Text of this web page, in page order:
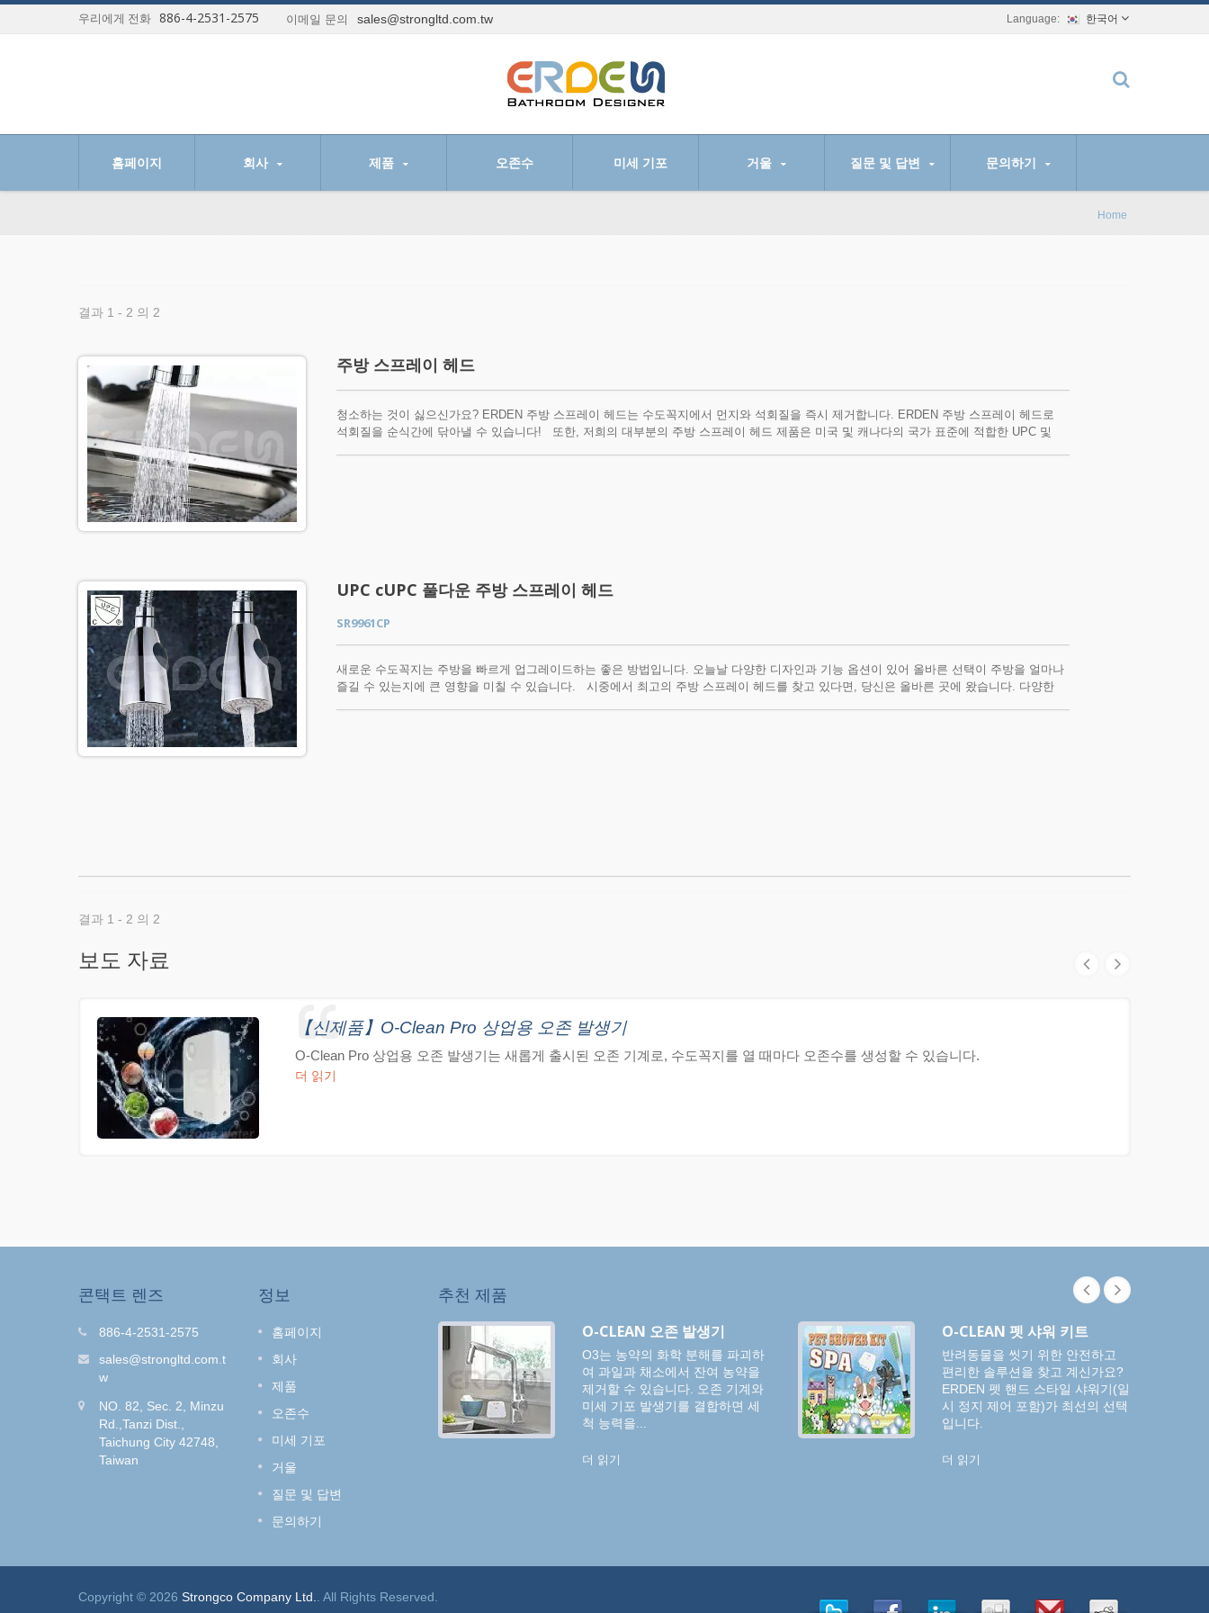
우리에게 전화 886-4-2531-2575 이메일 문의 sales@strongltd.com.tw 한국어
홈페이지 회사 제품 오존수 미세 기포 거울 질문 및 답변 문의하기
Home
결과 1 - 2 의 2
주방 스프레이 헤드
청소하는 것이 싫으신가요? ERDEN 주방 스프레이 헤드는 수도꼭지에서 먼지와 석회질을 즉시 제거합니다. ERDEN 주방 스프레이 헤드로
석회질을 순식간에 닦아낼 수 있습니다! 또한, 저희의 대부분의 주방 스프레이 헤드 제품은 미국 및 캐나다의 국가 표준에 적합한 UPC 및
UPC cUPC 풀다운 주방 스프레이 헤드
SR9961CP
새로운 수도꼭지는 주방을 빠르게 업그레이드하는 좋은 방법입니다. 오늘날 다양한 디자인과 기능 옵션이 있어 올바른 선택이 주방을 얼마나
즐길 수 있는지에 큰 영향을 미칠 수 있습니다. 시중에서 최고의 주방 스프레이 헤드를 찾고 있다면, 당신은 올바른 곳에 왔습니다. 다양한
결과 1 - 2 의 2
보도 자료
【신제품】O-Clean Pro 상업용 오존 발생기
O-Clean Pro 상업용 오존 발생기는 새롭게 출시된 오존 기계로, 수도꼭지를 열 때마다 오존수를 생성할 수 있습니다.
더 읽기
콘택트 렌즈
886-4-2531-2575
sales@strongltd.com.t
w
NO. 82, Sec. 2, Minzu
Rd.,Tanzi Dist.,
Taichung City 42748,
Taiwan
정보
홈페이지
회사
제품
오존수
미세 기포
거울
질문 및 답변
문의하기
추천 제품
O-Clean 헤어 살롱 샤워 세트
머리 염색하는 것을 좋아하시나
냄새를 없애는 방법은?
O-CLEAN 오존 발생기
O3는 농약의 화학 분해를 파괴하
여 과일과 채소에서 잔여 농약을
제거할 수 있습니다. 오존 기계와
미세 기포 발생기를 결합하면 세
척 능력을...
더 읽기
O-CLEAN 펫 샤워 키트
반려동물을 씻기 위한 안전하고
편리한 솔루션을 찾고 계신가요?
ERDEN 펫 핸드 스타일 샤워기(일
시 정지 제어 포함)가 최선의 선택
입니다.
더 읽기
Copyright © 2026 Strongco Company Ltd. . All Rights Reserved.